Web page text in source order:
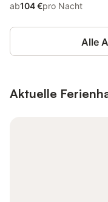
ab104 €pro Nacht
Alle
Aktuelle